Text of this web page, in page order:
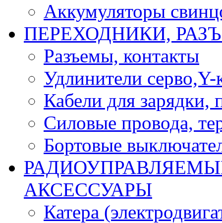
Аккумуляторы
ПЕРЕХОДНИКИ,
Разъемы, контакты
Удлинители серво,Y-
Кабели для зарядки,
Силовые провода,
Бортовые
АКСЕССУАРЫ
Катера